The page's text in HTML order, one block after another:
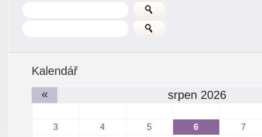
Kalendář
«
srpen 2026
3 4 5 6
7